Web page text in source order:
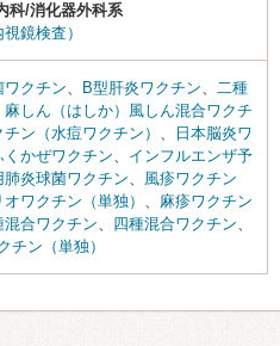
科/消化器外科系
鏡検査）
ワクチン、 B型肝炎ワクチン、 二種
麻しん（はしか）風しん混合ワクチ
ン（水痘ワクチン） 、
日本脳炎ワ
くかぜワクチン、 インフルエンザ予
肺炎球菌ワクチン、 風疹ワクチン
オワクチン（単独） 、 麻疹ワクチン
混合ワクチン、 四種混合ワクチン、
チン（単独）